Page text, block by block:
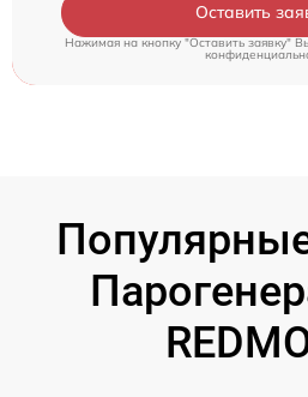
Оставить
Нажимая на кнопку "Оставить заявку"